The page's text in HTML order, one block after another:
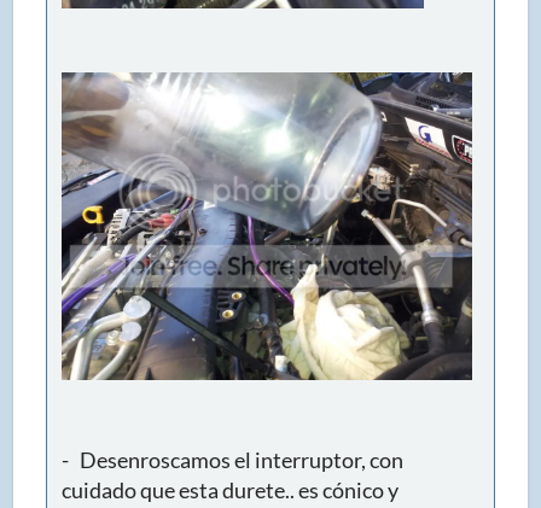
- Desenroscamos el interruptor, con
cuidado que esta durete.. es cónico y